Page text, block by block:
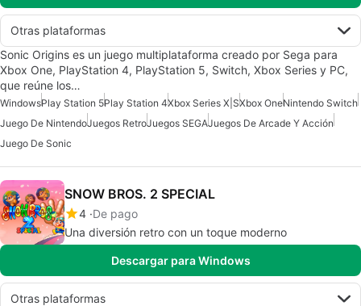
Otras plataformas
Sonic Origins es un juego multiplataforma creado por Sega para
Xbox One, PlayStation 4, PlayStation 5, Switch, Xbox Series y PC,
que reúne los…
WindowsPlay Station 5Play Station 4Xbox Series X|SXbox OneNintendo Switch
Juego De NintendoJuegos RetroJuegos SEGAJuegos De Arcade Y Acción
Juego De Sonic
SNOW BROS. 2 SPECIAL
4 De pago
Una diversión retro con un toque moderno
Descargar para Windows
Otras plataformas